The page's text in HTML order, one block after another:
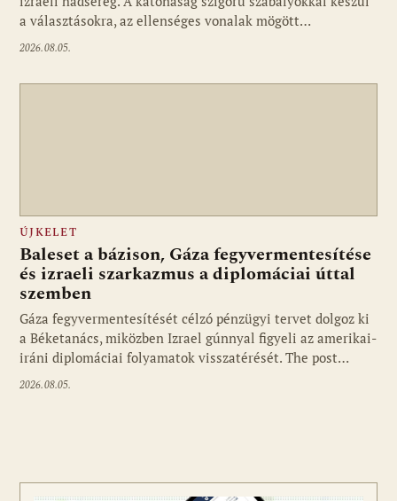
a választásokra, az ellenséges vonalak mögött…
2026.08.05.
ÚJKELET
Baleset a bázison, Gáza fegyvermentesítése
és izraeli szarkazmus a diplomáciai úttal
szemben
Gáza fegyvermentesítését célzó pénzügyi tervet dolgoz ki
a Béketanács, miközben Izrael gúnnyal figyeli az amerikai-
iráni diplomáciai folyamatok visszatérését. The post…
2026.08.05.